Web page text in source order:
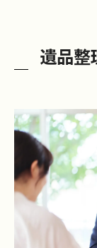
遺品整